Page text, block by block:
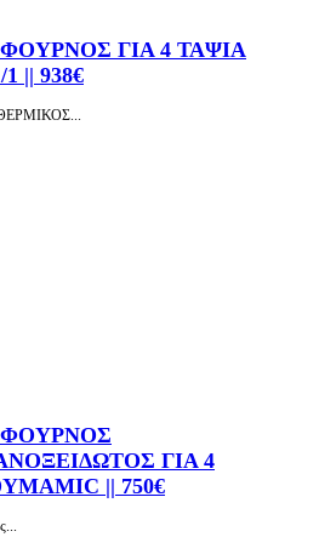
ΓΙΑ 4 ΤΑΨΙΑ
|| 938€
ΓΙΑ 4
|| 750€